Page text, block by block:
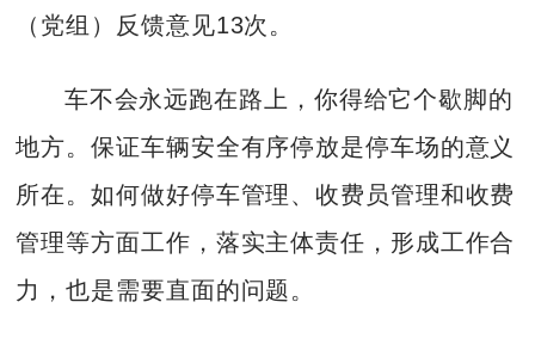
（党组）反馈意见13次。
车不会永远跑在路上，你得给它个歇脚的
地方。保证车辆安全有序停放是停车场的意义
所在。如何做好停车管理、收费员管理和收费
管理等方面工作，落实主体责任，形成工作合
力，也是需要直面的问题。